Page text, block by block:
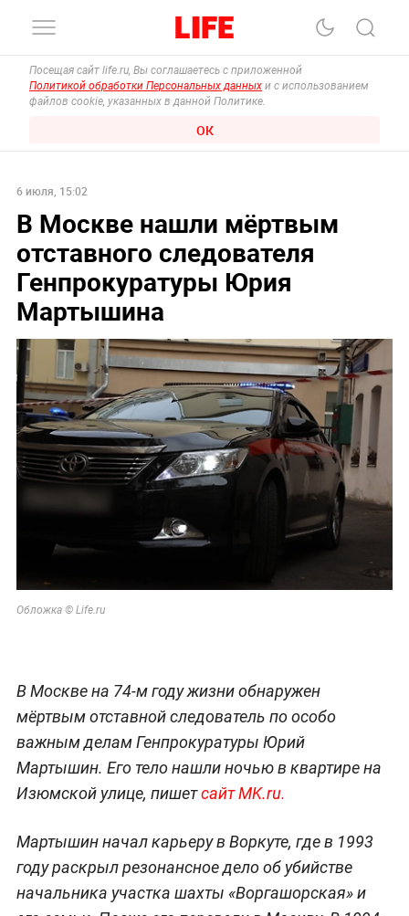
Посещая сайт life.ru, Вы соглашаетесь с приложенной
Политикой обработки Персональных данных и с использованием
файлов cookie, указанных в данной Политике.
ОК
6 июля, 15:02
В Москве нашли мёртвым
отставного следователя
Генпрокуратуры Юрия
Мартышина
Обложка © Life.ru
В Москве на 74-м году жизни обнаружен
мёртвым отставной следователь по особо
важным делам Генпрокуратуры Юрий
Мартышин. Его тело нашли ночью в квартире на
Изюмской улице, пишетсайт MK.ru.
Мартышин начал карьеру в Воркуте, где в 1993
году раскрыл резонансное дело об убийстве
начальника участка шахты «Воргашорская» и